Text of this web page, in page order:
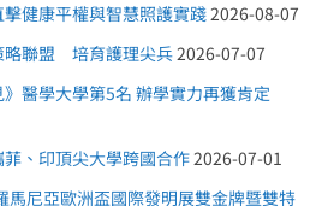
健康平權與智慧照護實踐2026-08-07
略聯盟 培育護理尖兵2026-07-07
醫學大學第5名 辦學實力再獲肯定
、印頂尖大學跨國合作2026-07-01
馬尼亞歐洲盃國際發明展雙金牌暨雙特